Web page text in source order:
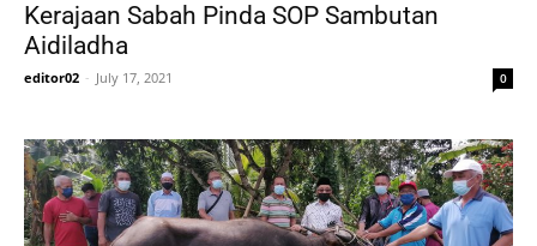
Kerajaan Sabah Pinda SOP Sambutan
Aidiladha
editor02 - July 17, 2021 0